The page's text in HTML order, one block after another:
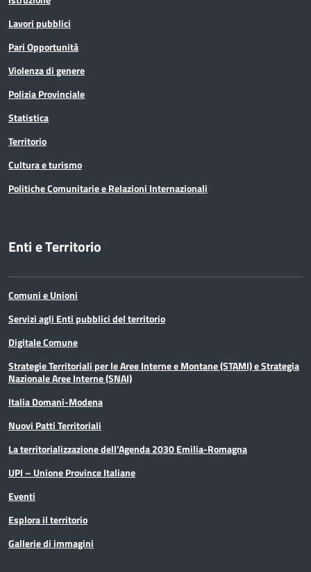
Lavori pubblici
Pari Opportunità
Violenza di genere
Polizia Provinciale
Statistica
Territorio
Cultura e turismo
Politiche Comunitarie e Relazioni Internazionali
Enti e Territorio
Comuni e Unioni
Servizi agli Enti pubblici del territorio
Digitale Comune
Strategie Territoriali per le Aree Interne e Montane (STAMI) e Strategia
Nazionale Aree Interne (SNAI)
Italia Domani-Modena
Nuovi Patti Territoriali
La territorializzazione dell’Agenda 2030 Emilia-Romagna
UPI – Unione Province Italiane
Eventi
Esplora il territorio
Gallerie di immagini